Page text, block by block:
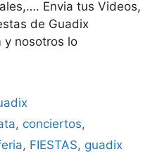
Envia tus Videos,
de Guadix
y nosotros lo
, conciertos,
, FIESTAS, guadix